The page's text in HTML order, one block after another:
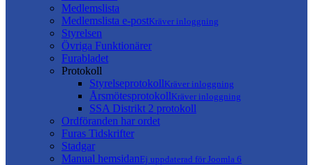
Medlemslista
Medlemslista e-postKräver inloggning
Styrelsen
Övriga Funktionärer
Furabladet
Protokoll
StyrelseprotokollKräver inloggning
ÅrsmötesprotokollKräver inloggning
SSA Distrikt 2 protokoll
Ordföranden har ordet
Furas Tidskrifter
Stadgar
Manual hemsidanEj uppdaterad för Joomla 6